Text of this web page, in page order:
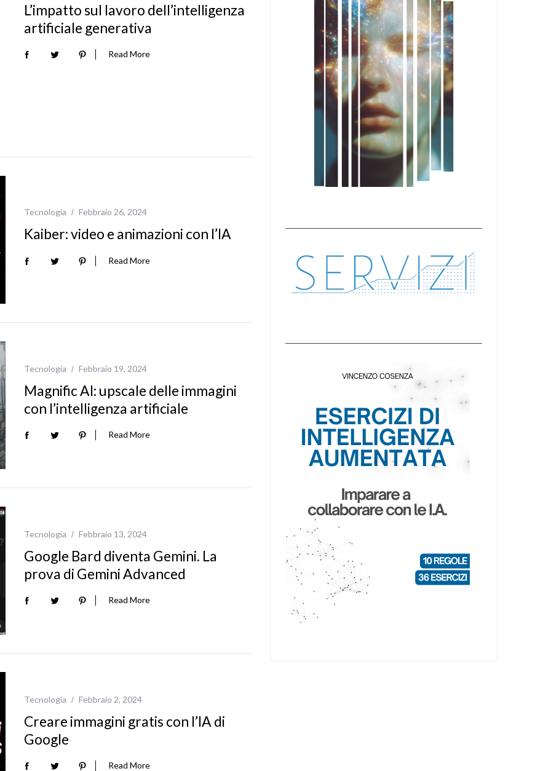
L’impatto sul lavoro dell’intelligenza
artificiale generativa
Read More
Tecnologia Febbraio 26, 2024
Kaiber: video e animazioni con l’IA
Read More
Tecnologia Febbraio 19, 2024
Magnific AI: upscale delle immagini
con l’intelligenza artificiale
Read More
Tecnologia Febbraio 13, 2024
Google Bard diventa Gemini. La
prova di Gemini Advanced
Read More
Tecnologia Febbraio 2, 2024
Creare immagini gratis con l’IA di
Google
Read More